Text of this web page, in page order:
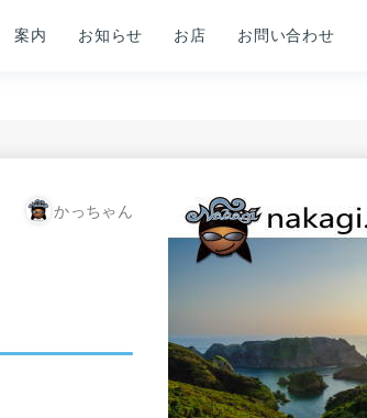
案内 お知らせ お店 お問い合わせ
かっちゃん